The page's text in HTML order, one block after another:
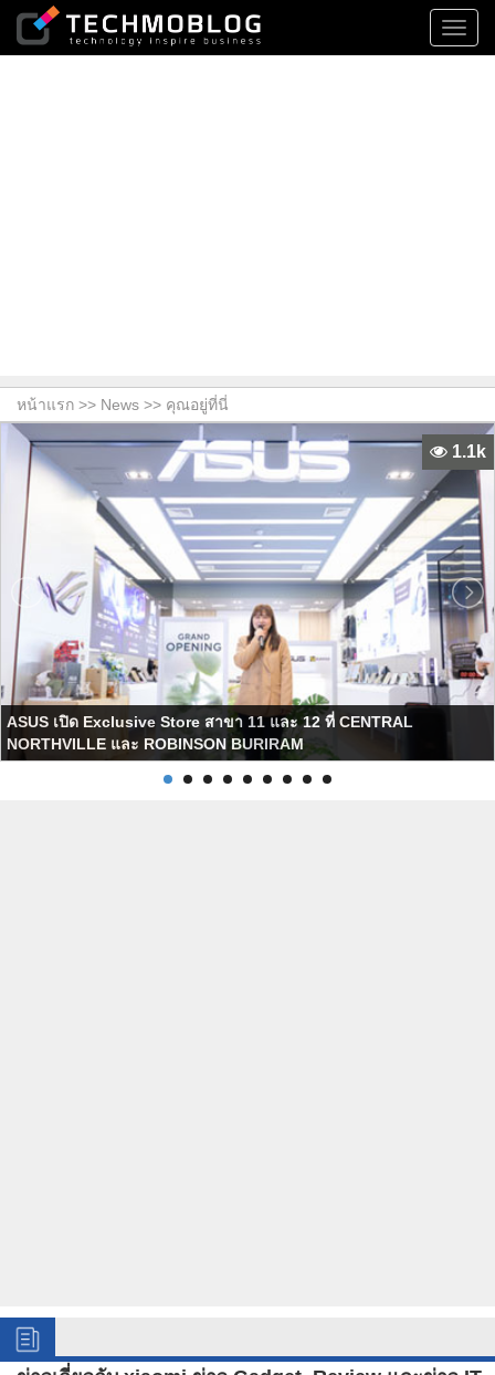
หน้าแรก >> News >> คุณอยู่ที่นี่
ASUS เปิด Exclusive Store สาขา 11 และ 12 ที่ CENTRAL
NORTHVILLE และ ROBINSON BURIRAM
1.1k